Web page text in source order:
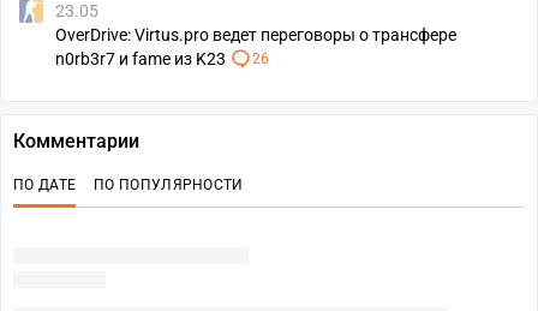
23.05
OverDrive: Virtus.pro ведет переговоры о трансфере
n0rb3r7 и fame из K23
26
Комментарии
ПО ДАТЕ ПО ПОПУЛЯРНОСТИ